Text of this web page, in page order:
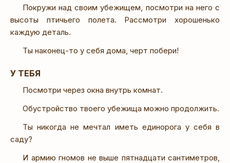
Покружи над своим убежищем, посмотри на него с
высоты птичьего полета. Рассмотри хорошенько
каждую деталь.
Ты наконец-то у себя дома, черт побери!
У ТЕБЯ
Посмотри через окна внутрь комнат.
Обустройство твоего убежища можно продолжить.
Ты никогда не мечтал иметь единорога у себя в
саду?
И армию гномов не выше пятнадцати сантиметров,